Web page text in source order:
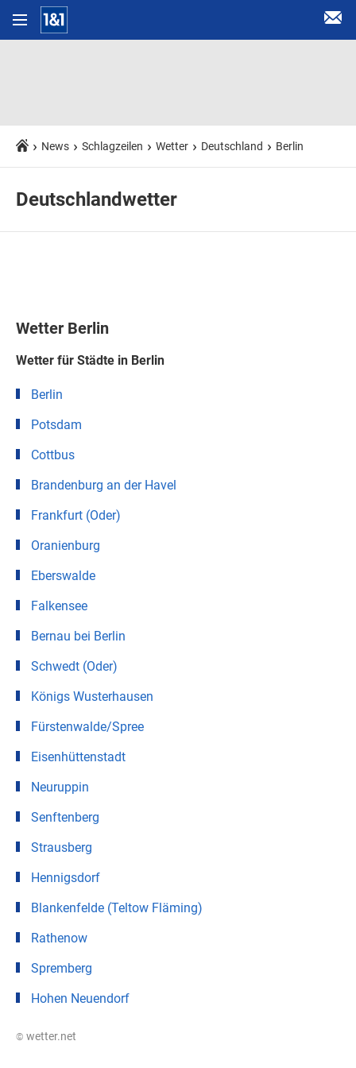
News Schlagzeilen Wetter Deutschland Berlin
Deutschlandwetter
Wetter Berlin
Wetter für Städte in Berlin
Berlin
Potsdam
Cottbus
Brandenburg an der Havel
Frankfurt (Oder)
Oranienburg
Eberswalde
Falkensee
Bernau bei Berlin
Schwedt (Oder)
Königs Wusterhausen
Fürstenwalde/Spree
Eisenhüttenstadt
Neuruppin
Senftenberg
Strausberg
Hennigsdorf
Blankenfelde (Teltow Fläming)
Rathenow
Spremberg
Hohen Neuendorf
© wetter.net